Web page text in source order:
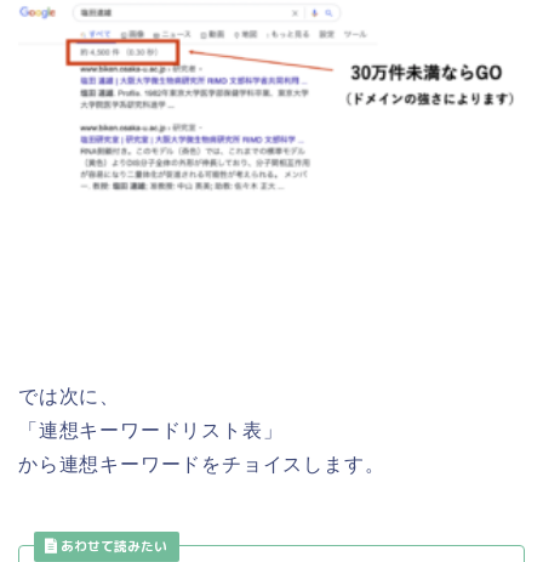
では次に、
「連想キーワードリスト表」
から連想キーワードをチョイスします。